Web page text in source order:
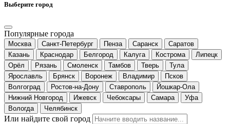
Выберите город
Популярные города
Москва Санкт-Петербург Пенза Саранск
Саратов
Казань
Краснодар Белгород Калуга Кострома
Липецк
Орёл
Рязань Смоленск Тамбов Тверь
Тула
Ярославль
Брянск Воронеж Владимир
Псков
Волгоград
Ростов-на-Дону Ставрополь
Йошкар-Ола
Нижний Новгород
Ижевск Чебоксары Самара
Уфа
Вологда
Челябинск
Или найдите свой город